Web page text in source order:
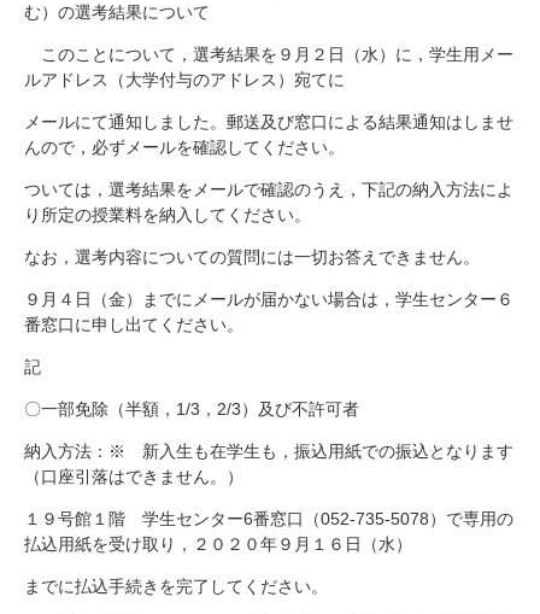
企業・研究者
寄附のお願い
アクセス
キャンパスマップ お問い合わせ
む）の選考結果について
このことについて，選考結果を９月２日（水）に，学生用メー
ルアドレス（大学付与のアドレス）宛てに
メールにて通知しました。郵送及び窓口による結果通知はしませ
んので，必ずメールを確認してください。
ついては，選考結果をメールで確認のうえ，下記の納入方法によ
り所定の授業料を納入してください。
なお，選考内容についての質問には一切お答えできません。
９月４日（金）までにメールが届かない場合は，学生センター６
番窓口に申し出てください。
記
〇一部免除（半額，1/3，2/3）及び不許可者
納入方法：※ 新入生も在学生も，振込用紙での振込となります
（口座引落はできません。）
１９号館１階 学生センター6番窓口（052-735-5078）で専用の
払込用紙を受け取り，２０２０年９月１６日（水）
までに払込手続きを完了してください。